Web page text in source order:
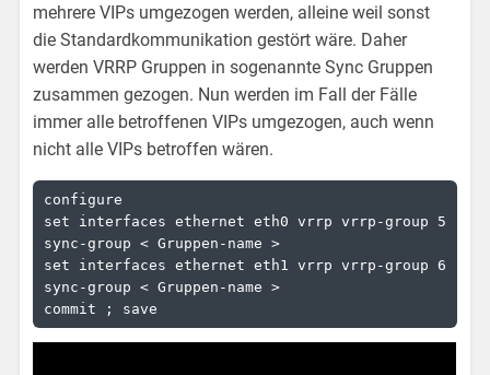
mehrere VIPs umgezogen werden, alleine weil sonst
die Standardkommunikation gestört wäre. Daher
werden VRRP Gruppen in sogenannte Sync Gruppen
zusammen gezogen. Nun werden im Fall der Fälle
immer alle betroffenen VIPs umgezogen, auch wenn
nicht alle VIPs betroffen wären.
configure
set interfaces ethernet eth0 vrrp vrrp-group 5
sync-group < Gruppen-name >
set interfaces ethernet eth1 vrrp vrrp-group 6
sync-group < Gruppen-name >
commit ; save